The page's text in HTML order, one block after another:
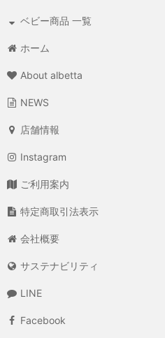
ベビー商品 一覧
ホーム
About albetta
NEWS
店舗情報
Instagram
ご利用案内
特定商取引法表示
会社概要
サステナビリティ
LINE
Facebook